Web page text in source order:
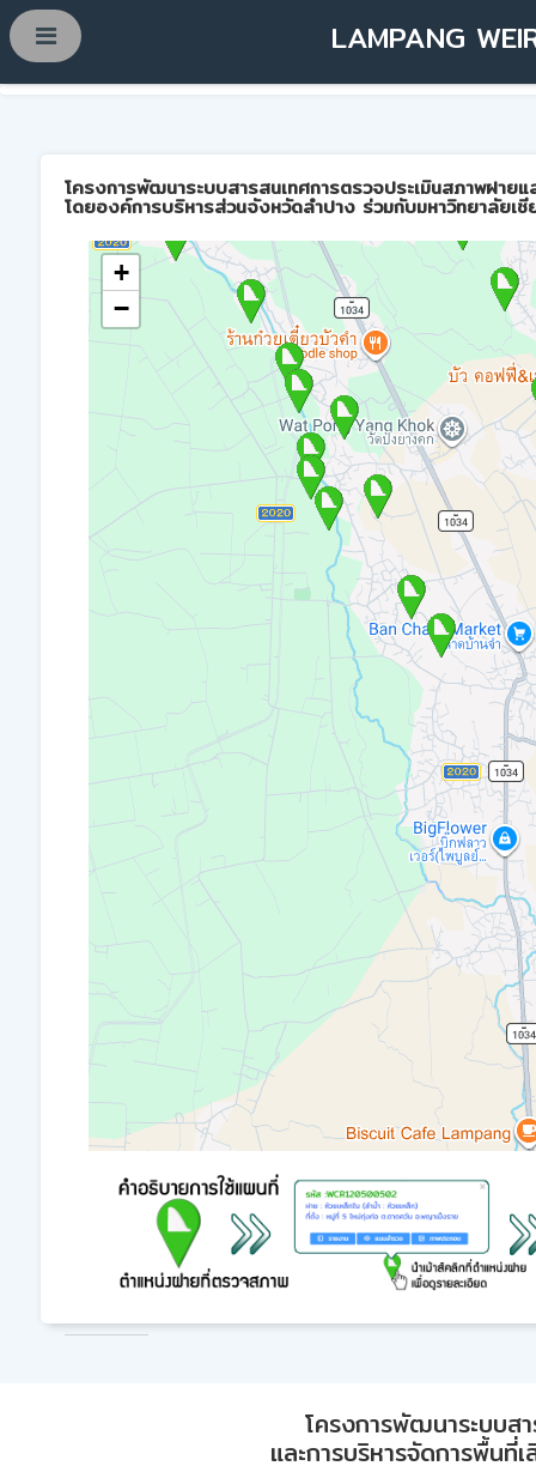
LAMPANG
โครงการพัฒนาระบบสารสนเทศการตรวจประเมินสภาพฝาย
โดยองค์การบริหารส่วนจังหวัดลำปาง ร่วมกับมหาวิทยาลัยเชี
+
−
โครงการพัฒนาระบบส
และการบริหารจัดการพื้นที่